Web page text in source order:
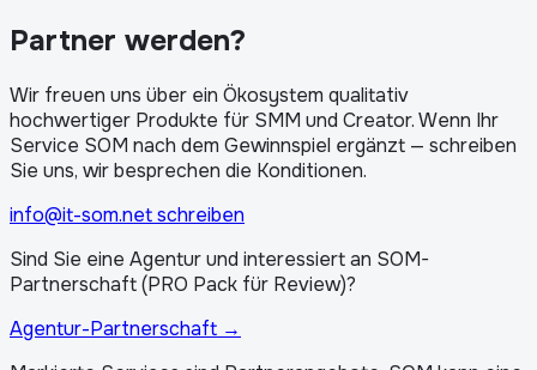
Partner werden?
Wir freuen uns über ein Ökosystem qualitativ
hochwertiger Produkte für SMM und Creator. Wenn Ihr
Service SOM nach dem Gewinnspiel ergänzt — schreiben
Sie uns, wir besprechen die Konditionen.
info@it-som.net schreiben
Sind Sie eine Agentur und interessiert an SOM-
Partnerschaft (PRO Pack für Review)?
Agentur-Partnerschaft →